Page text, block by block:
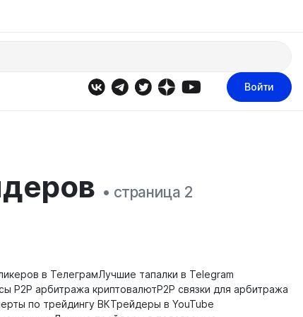
Войти
• страница 2
в ТелеграмЛучшие тапалки в Telegram
P2P арбитража криптовалютP2P связки для арбитража
по трейдингу ВКТрейдеры в YouTube